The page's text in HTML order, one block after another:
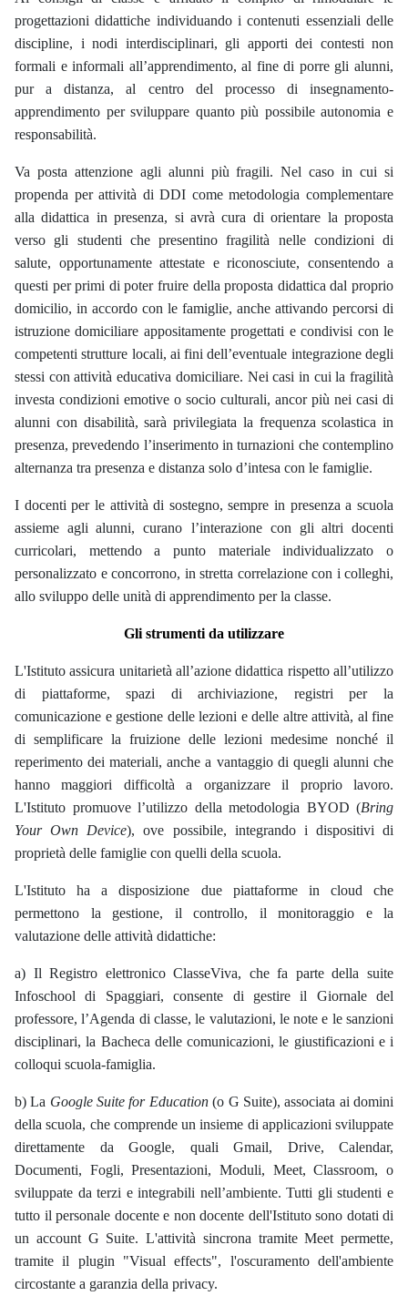
progettazioni didattiche individuando i contenuti essenziali delle
discipline, i nodi interdisciplinari, gli apporti dei contesti non
formali e informali all’apprendimento, al fine di porre gli alunni,
pur a distanza, al centro del processo di insegnamento-
apprendimento per sviluppare quanto più possibile autonomia e
responsabilità.
Va posta attenzione agli alunni più fragili. Nel caso in cui si
propenda per attività di DDI come metodologia complementare
alla didattica in presenza, si avrà cura di orientare la proposta
verso gli studenti che presentino fragilità nelle condizioni di
salute, opportunamente attestate e riconosciute, consentendo a
questi per primi di poter fruire della proposta didattica dal proprio
domicilio, in accordo con le famiglie, anche attivando percorsi di
istruzione domiciliare appositamente progettati e condivisi con le
competenti strutture locali, ai fini dell’eventuale integrazione degli
stessi con attività educativa domiciliare. Nei casi in cui la fragilità
investa condizioni emotive o socio culturali, ancor più nei casi di
alunni con disabilità, sarà privilegiata la frequenza scolastica in
presenza, prevedendo l’inserimento in turnazioni che contemplino
alternanza tra presenza e distanza solo d’intesa con le famiglie.
I docenti per le attività di sostegno, sempre in presenza a scuola
assieme agli alunni, curano l’interazione con gli altri docenti
curricolari, mettendo a punto materiale individualizzato o
personalizzato e concorrono, in stretta correlazione con i colleghi,
allo sviluppo delle unità di apprendimento per la classe.
Gli strumenti da utilizzare
L'Istituto assicura unitarietà all’azione didattica rispetto all’utilizzo
di piattaforme, spazi di archiviazione, registri per la
comunicazione e gestione delle lezioni e delle altre attività, al fine
di semplificare la fruizione delle lezioni medesime nonché il
reperimento dei materiali, anche a vantaggio di quegli alunni che
hanno maggiori difficoltà a organizzare il proprio lavoro.
L'Istituto promuove l’utilizzo della metodologia BYOD (Bring
Your Own Device), ove possibile, integrando i dispositivi di
proprietà delle famiglie con quelli della scuola.
L'Istituto ha a disposizione due piattaforme in cloud che
permettono la gestione, il controllo, il monitoraggio e la
valutazione delle attività didattiche:
a) Il Registro elettronico ClasseViva, che fa parte della suite
Infoschool di Spaggiari, consente di gestire il Giornale del
professore, l’Agenda di classe, le valutazioni, le note e le sanzioni
disciplinari, la Bacheca delle comunicazioni, le giustificazioni e i
colloqui scuola-famiglia.
b) La Google Suite for Education(o G Suite), associata ai domini
della scuola, che comprende un insieme di applicazioni sviluppate
direttamente da Google, quali Gmail, Drive, Calendar,
Documenti, Fogli, Presentazioni, Moduli, Meet, Classroom, o
sviluppate da terzi e integrabili nell’ambiente. Tutti gli studenti e
tutto il personale docente e non docente dell'Istituto sono dotati di
un account G Suite. L'attività sincrona tramite Meet permette,
tramite il plugin "Visual effects", l'oscuramento dell'ambiente
circostante a garanzia della privacy.